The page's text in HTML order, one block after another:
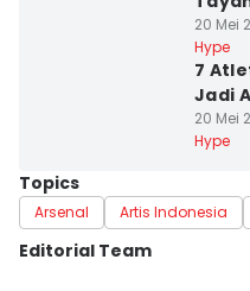
20 Mei
Hype
7
Jadi
20 Mei
Hype
Topics
Arsenal Artis Indonesia
Editorial Team